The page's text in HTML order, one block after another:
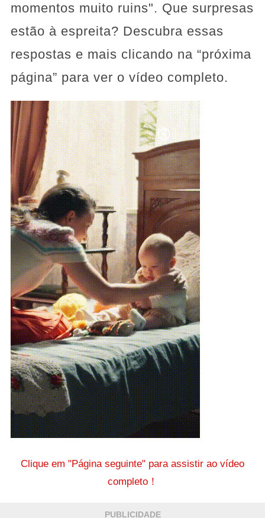
momentos muito ruins". Que surpresas
estão à espreita? Descubra essas
respostas e mais clicando na “próxima
página” para ver o vídeo completo.
Clique em "Página seguinte" para assistir ao vídeo
completo！
PUBLICIDADE